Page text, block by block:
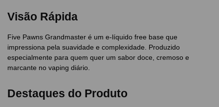
Visão Rápida
Five Pawns Grandmaster é um e-líquido free base que
impressiona pela suavidade e complexidade. Produzido
especialmente para quem quer um sabor doce, cremoso e
marcante no vaping diário.
Destaques do Produto